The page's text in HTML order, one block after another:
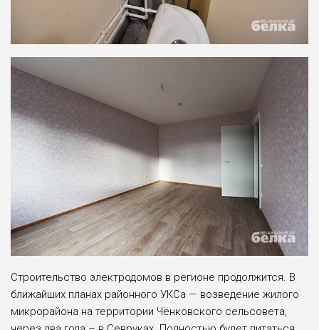
Строительство электродомов в регионе продолжится. В
ближайших планах районного УКСа — возведение жилого
микрорайона на территории Чёнковского сельсовета,